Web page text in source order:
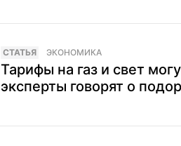
CТАТЬЯ ЭКОНОМИКА
Тарифы на газ и свет
эксперты говорят о